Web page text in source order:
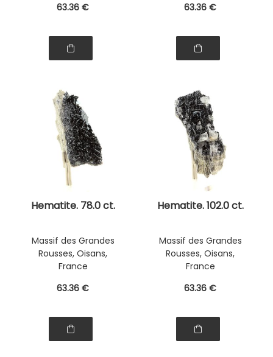
63.36 €
63.36 €
Hematite. 78.0 ct.
Massif des Grandes
Rousses, Oisans,
France
63.36 €
Hematite. 102.0 ct.
Massif des Grandes
Rousses, Oisans,
France
63.36 €